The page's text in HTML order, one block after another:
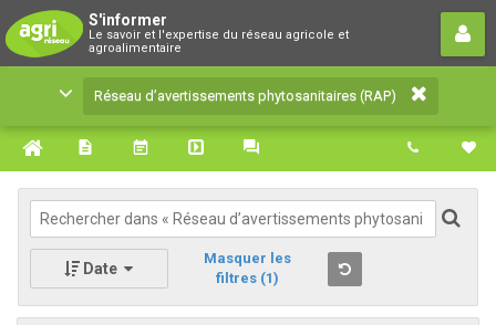
S'informer
Le savoir et l'expertise du réseau agricole et
agroalimentaire
Réseau d’avertissements
phytosanitaires (RAP)
Le savoir et l'expertise du réseau agricole et
agroalimentaire
Réseau d’avertissements phytosanitaires (RAP)
Date
Masquer les
filtres (1)